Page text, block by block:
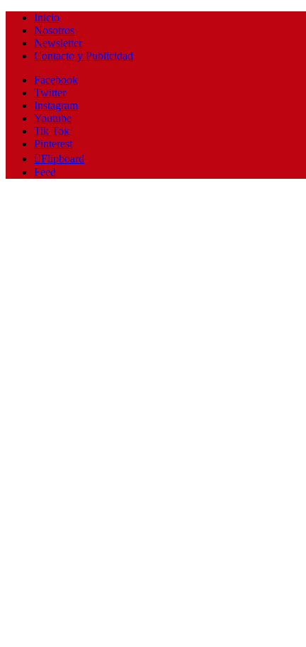
Inicio
Nosotros
Newsletter
Contacto y Publicidad
Facebook
Twitter
Instagram
Youtube
Tik Tok
Pinterest
Flipboard
Feed